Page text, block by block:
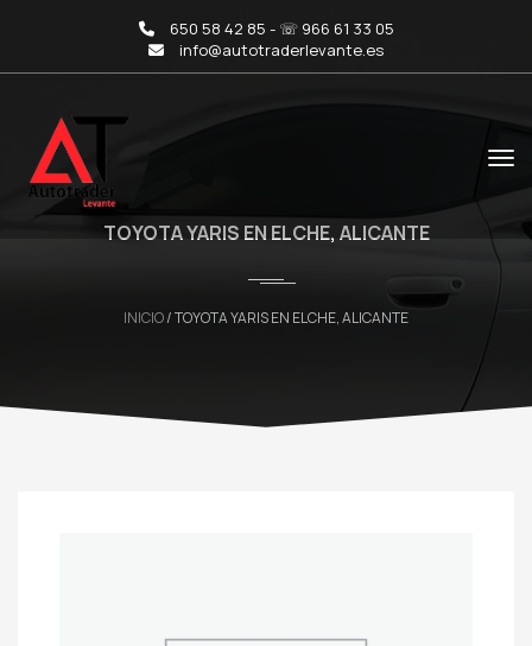
650 58 42 85 - ☏ 966 61 33 05
info@autotraderlevante.es
TOYOTA YARIS EN ELCHE, ALICANTE
INICIO/ TOYOTA YARIS EN ELCHE, ALICANTE